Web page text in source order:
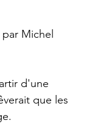
Michel
d'une
que les